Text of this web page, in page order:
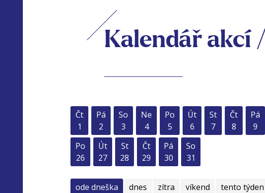
Kalendář akcí /
Čt
1
Pá
2
So
3
Ne
4
Po
5
Út
6
St
7
Čt
8
Pá
9
Po
26
Út
27
St
28
Čt
29
Pá
30
So
31
ode dneška dnes zítra víkend tento týden